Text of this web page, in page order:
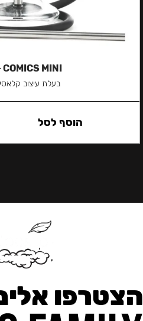
COMICS MINI
בעלת עיצוב
הוסף לסל
הצטרפו